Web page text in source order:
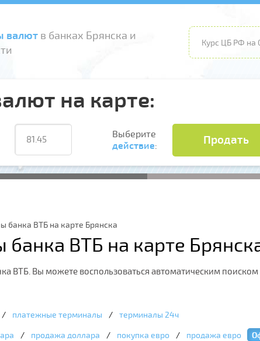
валютв банках Брянска и
Курс ЦБ РФ на
на карте:
Выберите
действие: Продать
банка ВТБ на карте Брянска
ВТБ на карте
ВТБ. Вы можете воспользоваться автоматическим
/ платежные терминалы / терминалы 24ч
/ продажа доллара / покупка евро / продажа евро